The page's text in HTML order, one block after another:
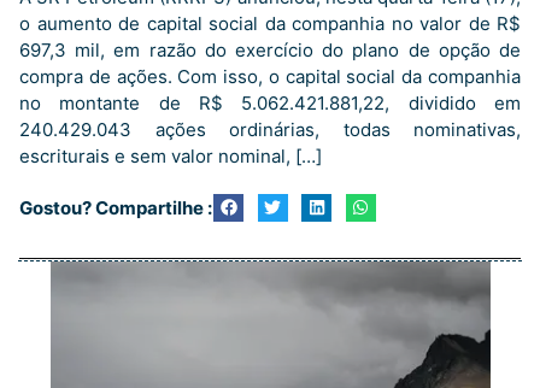
o aumento de capital social da companhia no valor de R$
697,3 mil, em razão do exercício do plano de opção de
compra de ações. Com isso, o capital social da companhia
no montante de R$ 5.062.421.881,22, dividido em
240.429.043 ações ordinárias, todas nominativas,
escriturais e sem valor nominal, […]
Gostou? Compartilhe :